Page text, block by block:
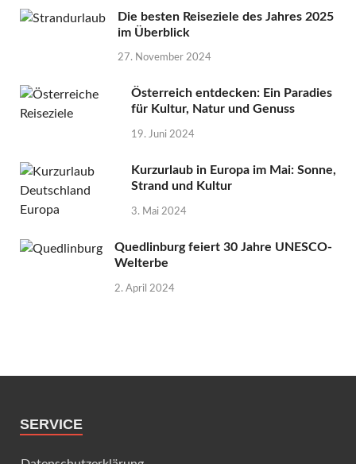
Die besten Reiseziele des Jahres 2025
im Überblick
27. November 2024
Österreich entdecken: Ein Paradies
für Kultur, Natur und Genuss
19. Juni 2024
Kurzurlaub in Europa im Mai: Sonne,
Strand und Kultur
3. Mai 2024
Quedlinburg feiert 30 Jahre UNESCO-
Welterbe
2. April 2024
SERVICE